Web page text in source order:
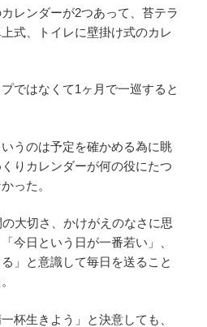
レンダーが2つあって、苔テラ
式、トイレに壁掛け式のカレ
ではなくて1ヶ月で一巡すると
うのは予定を確かめる為に眺
りカレンダーが何の役にたつ
った。
大切さ、かけがえのなさに思
今日という日が一番若い」、
」と意識して毎日を送ること
杯生きよう」と決意しても、